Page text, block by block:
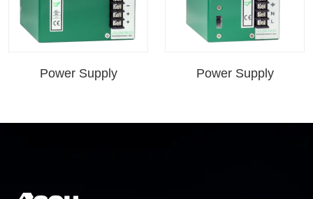
Power Supply Power Supply